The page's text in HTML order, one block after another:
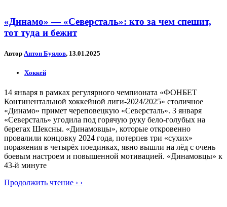
«Динамо» — «Северсталь»: кто за чем спешит,
тот туда и бежит
Автор Антон Буялов, 13.01.2025
Хоккей
14 января в рамках регулярного чемпионата «ФОНБЕТ
Континентальной хоккейной лиги-2024/2025» столичное
«Динамо» примет череповецкую «Северсталь». 3 января
«Северсталь» угодила под горячую руку бело-голубых на
берегах Шексны. «Динамовцы», которые откровенно
провалили концовку 2024 года, потерпев три «сухих»
поражения в четырёх поединках, явно вышли на лёд с очень
боевым настроем и повышенной мотивацией. «Динамовцы» к
43-й минуте
Продолжить чтение › ›